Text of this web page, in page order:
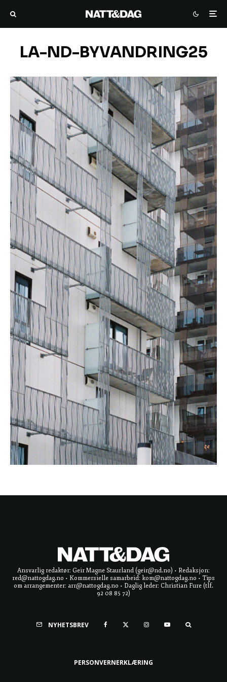
LA-ND-BYVANDRING25
Ansvarlig redaktør: Geir Magne Staurland (geir@nd.no) • Redaksjon:
red@nattogdag.no • Kommersielle samarbeid: kom@nattogdag.no • Tips
om arrangementer: arr@nattogdag.no • Daglig leder: Christian Fure (tlf.
92 08 85 72)
NYHETSBREV
PERSONVERNERKLÆRING